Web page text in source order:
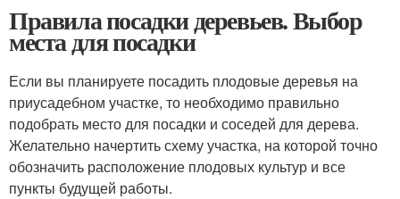
Правила посадки деревьев. Выбор
места для посадки
Если вы планируете посадить плодовые деревья на
приусадебном участке, то необходимо правильно
подобрать место для посадки и соседей для дерева.
Желательно начертить схему участка, на которой точно
обозначить расположение плодовых культур и все
пункты будущей работы.